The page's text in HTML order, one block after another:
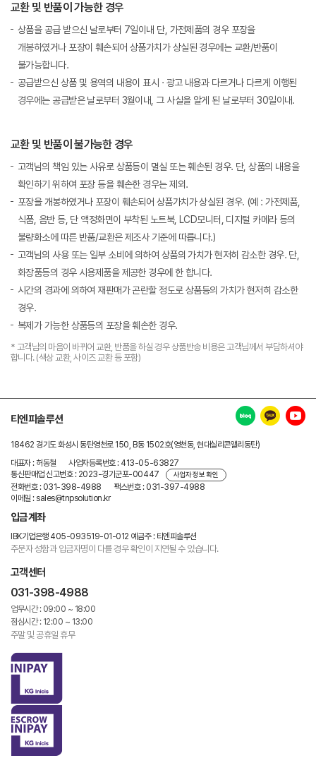
교환 및 반품이 가능한 경우
상품을 공급 받으신 날로부터 7일이내 단, 가전제품의 경우 포장을
개봉하였거나 포장이 훼손되어 상품가치가 상실된 경우에는 교환/반품이
불가능합니다.
공급받으신 상품 및 용역의 내용이 표시 · 광고 내용과 다르거나 다르게 이행된
경우에는 공급받은 날로부터 3월이내, 그 사실을 알게 된 날로부터 30일이내.
교환 및 반품이 불가능한 경우
고객님의 책임 있는 사유로 상품등이 멸실 또는 훼손된 경우. 단, 상품의 내용을
확인하기 위하여 포장 등을 훼손한 경우는 제외.
포장을 개봉하였거나 포장이 훼손되어 상품가치가 상실된 경우. (예 : 가전제품,
식품, 음반 등, 단 액정화면이 부착된 노트북, LCD모니터, 디지털 카메라 등의
불량화소에 따른 반품/교환은 제조사 기준에 따릅니다.)
고객님의 사용 또는 일부 소비에 의하여 상품의 가치가 현저히 감소한 경우. 단,
화장품등의 경우 시용제품을 제공한 경우에 한 합니다.
시간의 경과에 의하여 재판매가 곤란할 정도로 상품등의 가치가 현저히 감소한
경우.
복제가 가능한 상품등의 포장을 훼손한 경우.
* 고객님의 마음이 바뀌어 교환, 반품을 하실 경우 상품반송 비용은 고객님께서 부담하셔야
합니다. (색상 교환, 사이즈 교환 등 포함)
티엔피솔루션
18462 경기도 화성시 동탄영천로 150, B동 1502호(영천동, 현대실리콘앨리동탄)
대표자 : 허동철
사업자등록번호 : 413-05-63827
통신판매업 신고번호 : 2023-경기군포-00447
사업자 정보 확인
전화번호 : 031-398-4988
팩스번호 : 031-397-4988
이메일 : sales@tnpsolution.kr
입금계좌
IBK기업은행 405-093519-01-012 예금주 : 티엔피솔루션
주문자 성함과 입금자명이 다를 경우확인이 지연될 수 있습니다.
고객센터
031-398-4988
업무시간 : 09:00 ~ 18:00
점심시간 : 12:00 ~ 13:00
주말 및 공휴일 휴무